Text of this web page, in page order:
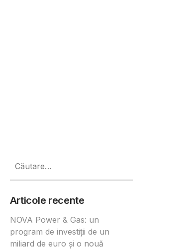
distracție pe oră decât
după:
Articole recente
NOVA Power & Gas: un
program de investiții de un
miliard de euro și o nouă